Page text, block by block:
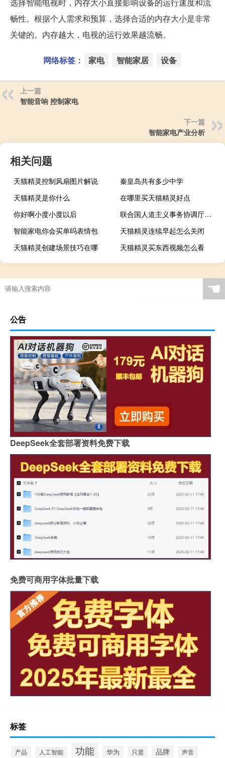
畅性。根据个人需求和预算，选择合适的内存大小是非常
关键的。内存越大，电视的运行效果越流畅。
网络标签： 家电 智能家居 设备
上一篇
智能音响 控制家电
下一篇
智能家电产业分析
相关问题
天猫精灵控制风扇图片解说
秦皇岛共有多少中学
天猫精灵是你什么
在哪里买天猫精灵好点
你好啊小度小度以后
联合国人道主义事务协调厅：苏丹人道主义应对计划资金短缺严重
智能家电你会买单吗表情包
天猫精灵连续早起怎么关闭
天猫精灵创建场景技巧在哪
天猫精灵买东西视频怎么看
☚
公告
DeepSeek全套部署资料免费下载
免费可商用字体批量下载
标签
产品 人工智能 功能 华为 只需 品牌 声音